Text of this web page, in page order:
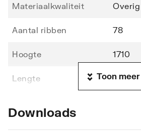
Materiaalkwaliteit Overig
Aantal ribben 78
Hoogte 1710
Lengte 500
Toon meer
Downloads